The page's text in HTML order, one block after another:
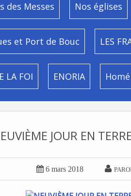
des Messes Nos églises
et Port de Bouc LES
LA FOI ENORIA
JOUR EN
 6 mars 2018 